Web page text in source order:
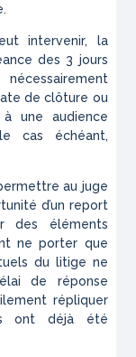
intervenir, la
des 3 jours
de clôture ou
une audience
cas échéant,
au juge
d’un report
des éléments
ne porter que
du litige ne
de réponse
répliquer
ont déjà été